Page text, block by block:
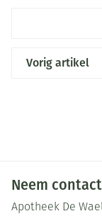
Vorig artikel
Neem
Apotheek De